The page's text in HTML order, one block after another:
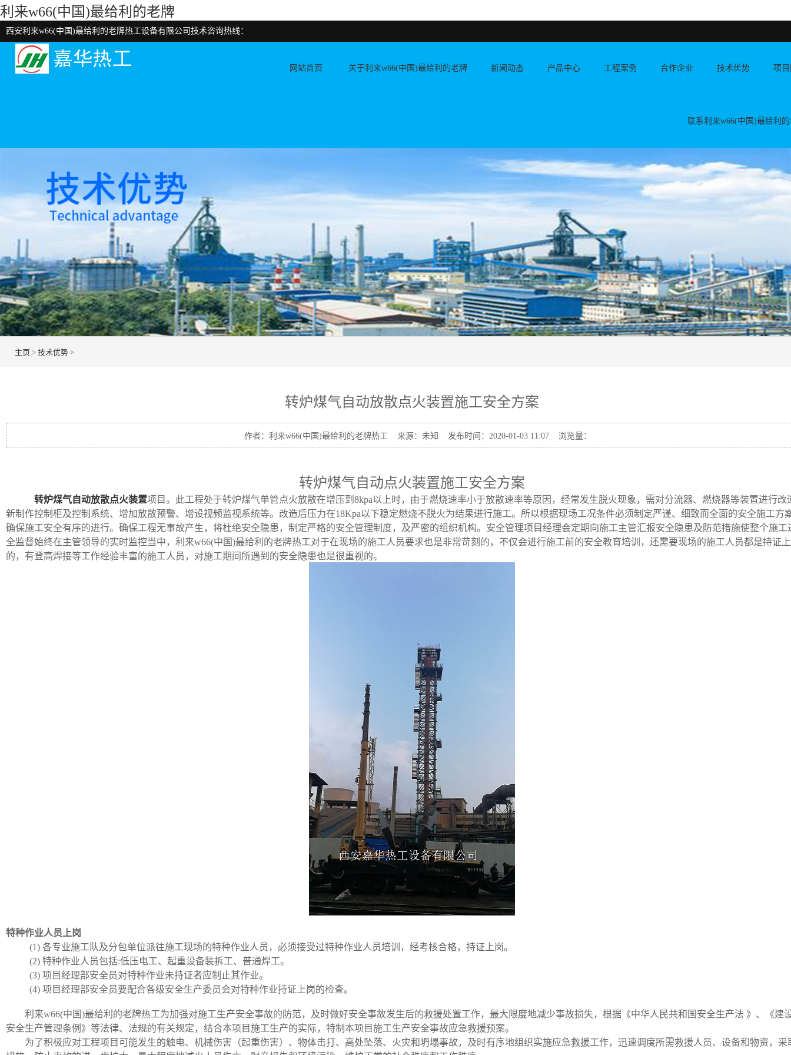
利来w66(中国)最给利的老牌
西安利来w66(中国)最给利的老牌热工设备有限公司技术咨询热线：
网站首页 关于利来w66(中国)最给利的老牌 新闻动态 产品中心 工程案例 合作企业 技术优势 项
联系利来w66(中国)最给利
主页 > 技术优势 >
转炉煤气自动放散点火装置施工安全方案
作者：利来w66(中国)最给利的老牌热工 来源：未知 发布时间：2020-01-03 11:07 浏览量：
转炉煤气自动点火装置施工安全方案
转炉煤气自动放散点火装置项目。此工程处于转炉煤气单管点火放散在增压到8kpa以上时，由于燃烧速率小于放散速率等原因，经常发生脱火现象，需对分流器、燃烧器等装置进行改
新制作控制柜及控制系统、增加放散预警、增设视频监视系统等。改造后压力在18Kpa以下稳定燃烧不脱火为结果进行施工。所以根据现场工况条件必须制定严谨、细致而全面的安全施工方
确保施工安全有序的进行。确保工程无事故产生，将杜绝安全隐患，制定严格的安全管理制度，及严密的组织机构。安全管理项目经理会定期向施工主管汇报安全隐患及防范措施使整个施工
全监督始终在主管领导的实时监控当中，利来w66(中国)最给利的老牌热工对于在现场的施工人员要求也是非常苛刻的，不仅会进行施工前的安全教育培训，还需要现场的施工人员都是持证
的，有登高焊接等工作经验丰富的施工人员，对施工期间所遇到的安全隐患也是很重视的。
特种作业人员上岗
(1) 各专业施工队及分包单位派往施工现场的特种作业人员，必须接受过特种作业人员培训，经考核合格，持证上岗。
(2) 特种作业人员包括:低压电工、起重设备装拆工、普通焊工。
(3) 项目经理部安全员对特种作业未持证者应制止其作业。
(4) 项目经理部安全员要配合各级安全生产委员会对特种作业持证上岗的检查。
利来w66(中国)最给利的老牌热工为加强对施工生产安全事故的防范，及时做好安全事故发生后的救援处置工作，最大限度地减少事故损失，根据《中华人民共和国安全生产法 》、《建
安全生产管理条例》等法律、法规的有关规定，结合本项目施工生产的实际，特制本项目施工生产安全事故应急救援预案。
为了积极应对工程项目可能发生的触电、机械伤害（起重伤害）、物体击打、高处坠落、火灾和坍塌事故，及时有序地组织实施应急救援工作，迅速调度所需救援人员、设备和物资，采